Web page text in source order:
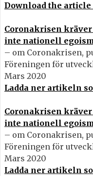
Download the article
Coronakrisen
inte nationell
– om Coronakrisen,
Föreningen för
Mars 2020
Ladda ner artikeln
Coronakrisen
inte nationell
– om Coronakrisen,
Föreningen för
Mars 2020
Ladda ner artikeln